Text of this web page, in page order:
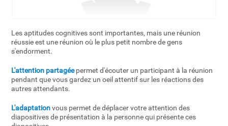
Les aptitudes cognitives sont importantes, mais une réunion
réussie est une réunion où le plus petit nombre de gens
s'endorment.
L'attention partagéepermet d'écouter un participant à la réunion
pendant que vous gardez un oeil attentif sur les réactions des
autres attendants.
L'adaptationvous permet de déplacer votre attention des
diapositives de présentation à la personne qui présente ces